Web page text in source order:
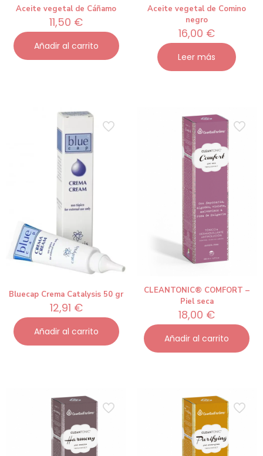
Aceite vegetal de Cáñamo
11,50 €
Añadir al carrito
Aceite vegetal de Comino
negro
16,00 €
Leer más
Bluecap Crema Catalysis 50 gr
12,91 €
Añadir al carrito
CLEANTONIC® COMFORT –
Piel seca
18,00 €
Añadir al carrito